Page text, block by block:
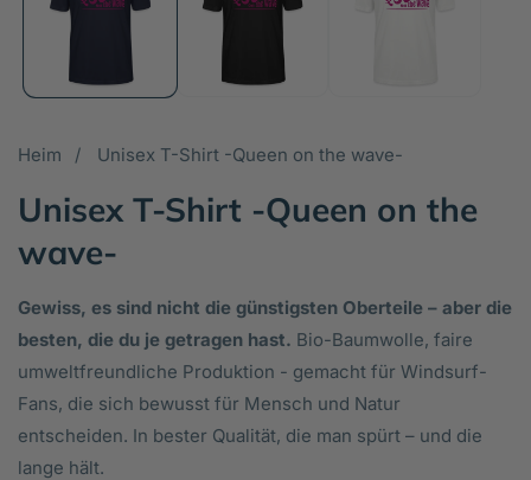
Galerieansicht
Heim Unisex T-Shirt -Queen on the wave-
Unisex T-Shirt -Queen on the
wave-
Gewiss, es sind nicht die günstigsten Oberteile – aber die
besten, die du je getragen hast. Bio-Baumwolle, faire
umweltfreundliche Produktion - gemacht für Windsurf-
Fans, die sich bewusst für Mensch und Natur
entscheiden. In bester Qualität, die man spürt – und die
lange hält.